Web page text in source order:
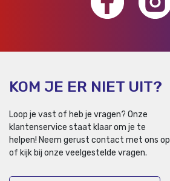
KOM JE ER NIET UIT?
Loop je vast of heb je vragen? Onze
klantenservice staat klaar om je te
helpen! Neem gerust contact met ons op
of kijk bij onze veelgestelde vragen.